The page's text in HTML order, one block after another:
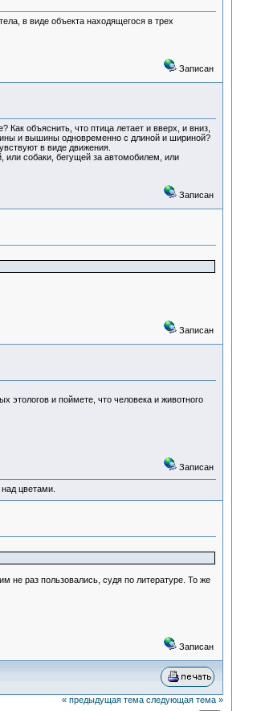
в виде объекта находящегося в трех
Записан
объяснить, что птица летает и вверх, и вниз,
и вышины одновременно с длиной и шириной?
в виде движения.
собаки, бегущей за автомобилем, или
Записан
Записан
этологов и поймете, что человека и животного
Записан
цветами.
не раз пользовались, судя по литературе. То же
Записан
« предыдущая тема следующая тема »